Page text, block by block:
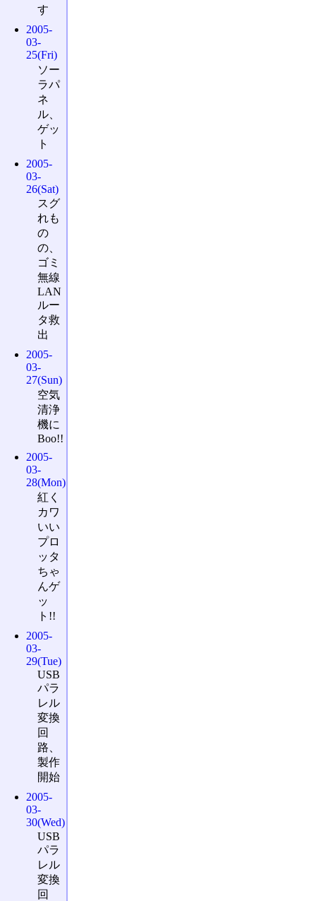
す
2005-
03-
25(Fri)
ソー
ラパ
ネ
ル、
ゲッ
ト
2005-
03-
26(Sat)
スグ
れも
の
の、
ゴミ
無線
LAN
ルー
タ救
出
2005-
03-
27(Sun)
空気
清浄
機に
Boo!!
2005-
03-
28(Mon)
紅く
カワ
いい
プロ
ッタ
ちゃ
んゲ
ッ
ト!!
2005-
03-
29(Tue)
USB
パラ
レル
変換
回
路、
製作
開始
2005-
03-
30(Wed)
USB
パラ
レル
変換
回